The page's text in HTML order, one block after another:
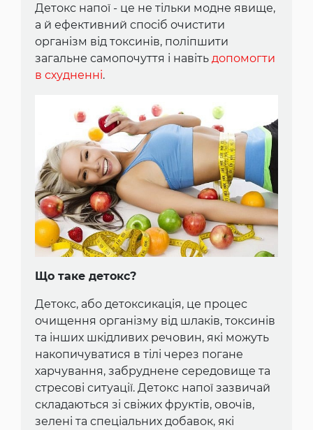
Детокс напої - це не тільки модне явище,
а й ефективний спосіб очистити
організм від токсинів, поліпшити
загальне самопочуття і навіть допомогти
в схудненні.
Що таке детокс?
Детокс, або детоксикація, це процес
очищення організму від шлаків, токсинів
та інших шкідливих речовин, які можуть
накопичуватися в тілі через погане
харчування, забруднене середовище та
стресові ситуації. Детокс напої зазвичай
складаються зі свіжих фруктів, овочів,
зелені та спеціальних добавок, які